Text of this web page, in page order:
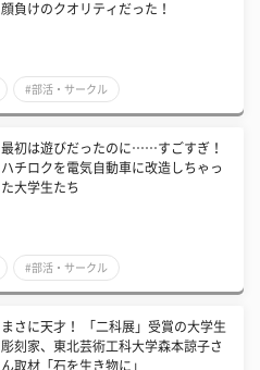
顔負けのクオリティだった！
#部活・サークル
最初は遊びだったのに……すごすぎ！
ハチロクを電気自動車に改造しちゃっ
た大学生たち
#部活・サークル
まさに天才！ 「二科展」受賞の大学生
彫刻家、東北芸術工科大学森本諒子さ
ん取材「石を生き物に」